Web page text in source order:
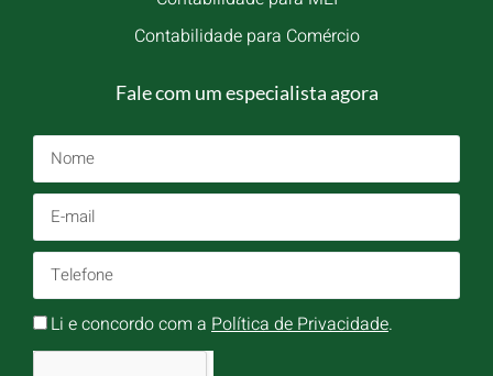
Contabilidade para Comércio
Fale com um especialista agora
Li e concordo com a Política de Privacidade.